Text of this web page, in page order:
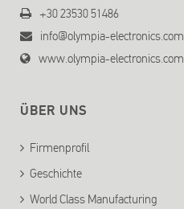
+30 23530 51486
info@olympia-electronics.com
www.olympia-electronics.com
ÜBER UNS
Firmenprofil
Geschichte
World Class Manufacturing